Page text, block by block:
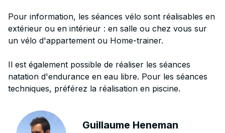
Pour information, les séances vélo sont réalisables en
extérieur ou en intérieur : en salle ou chez vous sur
un vélo d'appartement ou Home-trainer.
Il est également possible de réaliser les séances
natation d'endurance en eau libre. Pour les séances
techniques, préférez la réalisation en piscine.
Guillaume Heneman